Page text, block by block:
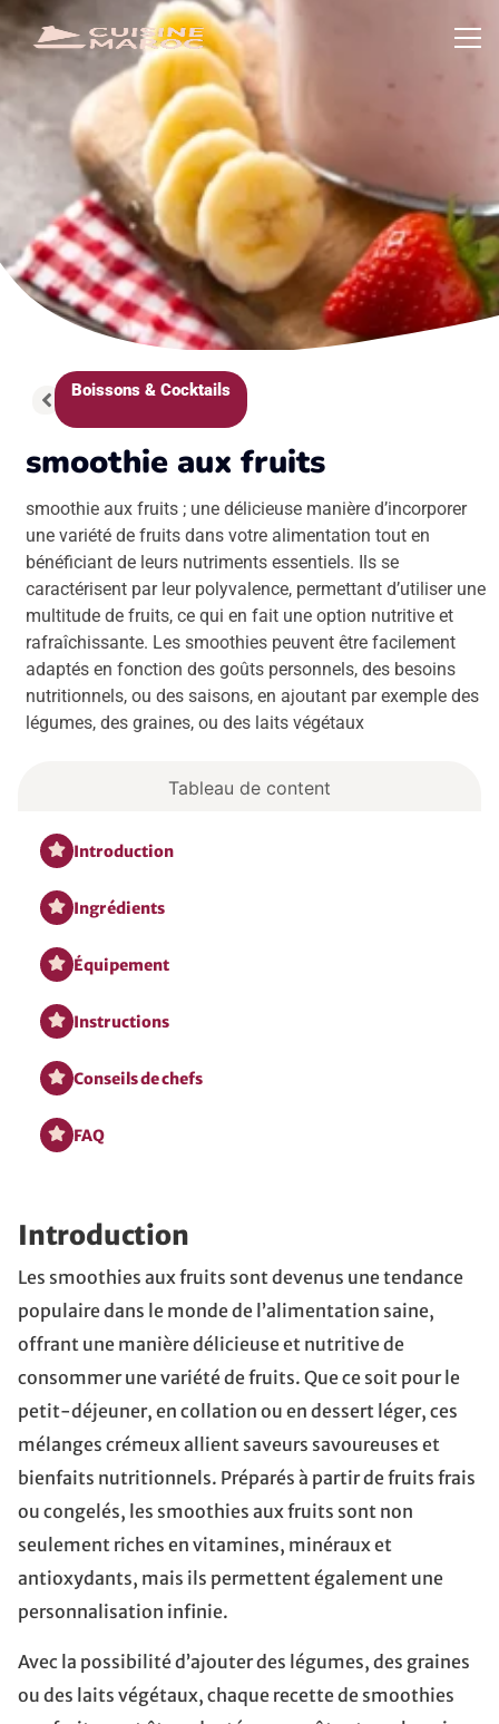
Boissons & Cocktails
smoothie aux fruits
smoothie aux fruits ; une délicieuse manière d’incorporer
une variété de fruits dans votre alimentation tout en
bénéficiant de leurs nutriments essentiels. Ils se
caractérisent par leur polyvalence, permettant d’utiliser une
multitude de fruits, ce qui en fait une option nutritive et
rafraîchissante. Les smoothies peuvent être facilement
adaptés en fonction des goûts personnels, des besoins
nutritionnels, ou des saisons, en ajoutant par exemple des
légumes, des graines, ou des laits végétaux
Tableau de content
Introduction
Ingrédients
Équipement
Instructions
Conseils de chefs
FAQ
Introduction
Les smoothies aux fruits sont devenus une tendance
populaire dans le monde de l’alimentation saine,
offrant une manière délicieuse et nutritive de
consommer une variété de fruits. Que ce soit pour le
petit-déjeuner, en collation ou en dessert léger, ces
mélanges crémeux allient saveurs savoureuses et
bienfaits nutritionnels. Préparés à partir de fruits frais
ou congelés, les smoothies aux fruits sont non
seulement riches en vitamines, minéraux et
antioxydants, mais ils permettent également une
personnalisation infinie.
Avec la possibilité d’ajouter des légumes, des graines
ou des laits végétaux, chaque recette de smoothies